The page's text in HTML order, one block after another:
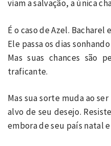
viam a salvação, a única
É o caso de Azel.
Ele passa os dias
Mas suas chances são
traficante.
Mas sua sorte muda ao
alvo de seu desejo.
embora de seu país natal